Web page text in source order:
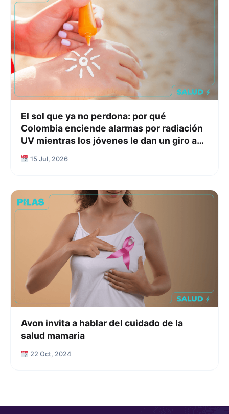
El sol que ya no perdona: por qué
Colombia enciende alarmas por radiación
UV mientras los jóvenes le dan un giro a
su relación con el protector solar
15 Jul, 2026
Avon invita a hablar del cuidado de la
salud mamaria
22 Oct, 2024